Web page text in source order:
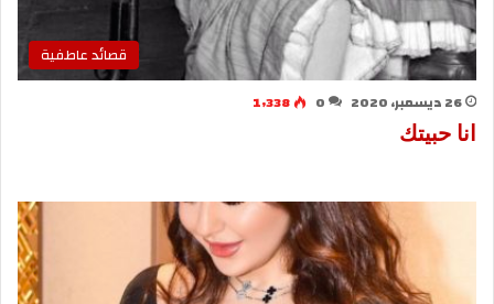
قصائد عاطفية
26 ديسمبر، 2020 0
1٬338
انا حبيتك